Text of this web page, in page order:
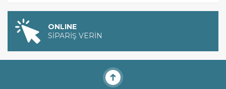
ONLINE
SİPARİŞ VERİN